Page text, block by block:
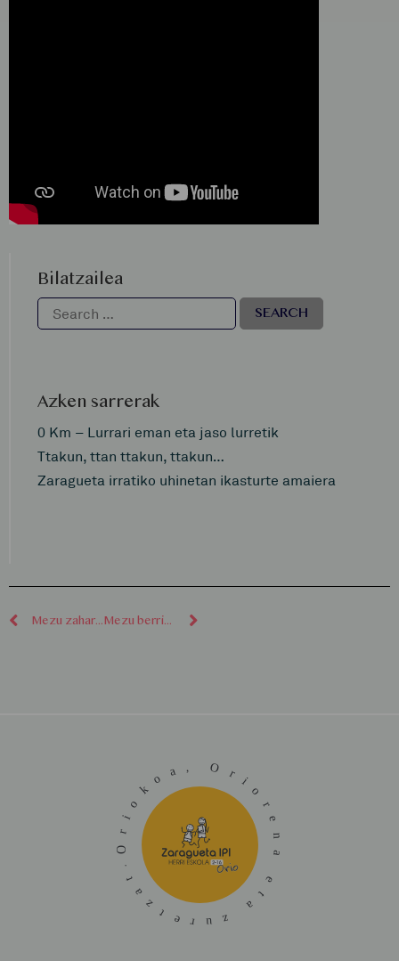
Bilatzailea
Azken sarrerak
0 Km – Lurrari eman eta jaso lurretik
Ttakun, ttan ttakun, ttakun…
Zaragueta irratiko uhinetan ikasturte amaiera
Mezu zaharragoak Mezu berriagoak